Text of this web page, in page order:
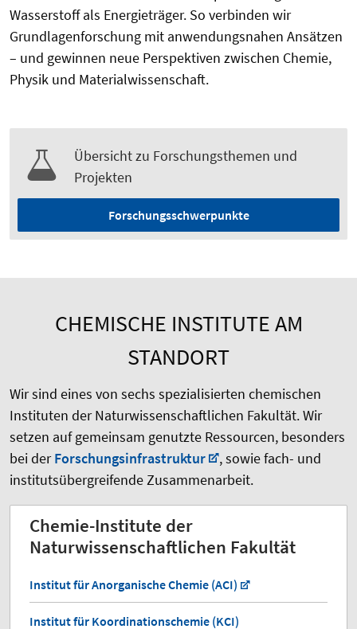
Wasserstoff als Energieträger. So verbinden wir
Grundlagenforschung mit anwendungsnahen Ansätzen
– und gewinnen neue Perspektiven zwischen Chemie,
Physik und Materialwissenschaft.
Übersicht zu Forschungsthemen und
Projekten
Forschungsschwerpunkte
CHEMISCHE INSTITUTE AM
STANDORT
Wir sind eines von sechs spezialisierten chemischen
Instituten der Naturwissenschaftlichen Fakultät. Wir
setzen auf gemeinsam genutzte Ressourcen, besonders
bei derForschungs­infrastruktur
, sowie fach- und
institutsübergreifende Zusammenarbeit.
Chemie-Institute der
Naturwissenschaftlichen Fakultät
Institut für Anorganische Chemie (ACI)
Institut für Koordinationschemie (KCI)